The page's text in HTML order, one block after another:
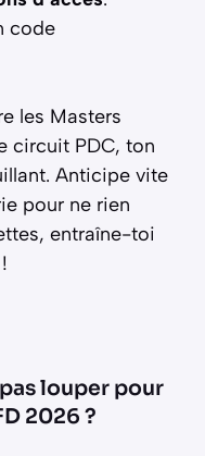
code
les Masters
circuit PDC, ton
Anticipe vite
pour ne rien
entraîne-toi
!
louper pour
2026 ?